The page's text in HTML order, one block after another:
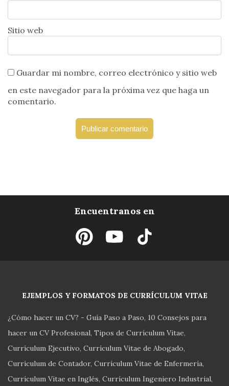
Sitio web
Guardar mi nombre, correo electrónico y sitio web
en este navegador para la próxima vez que haga un
comentario.
Encuentranos en
EJEMPLOS Y FORMATOS DE CURRÍCULUM VITAE
¿Cómo hacer un CV? - Guía Paso a Paso 10 Consejos para
hacer un CV Profesional Tipos de Currículum Vitae
Currículum Ejecutivo Currículum Vitae de Abogado
Currículum de Contador Currículum Vitae de Enfermería
Currículum Vitae en Inglés Currículum Ingeniero Industrial